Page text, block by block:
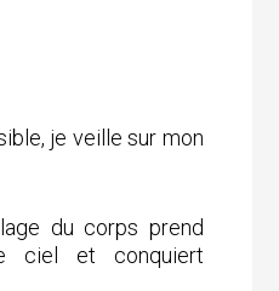
je veille sur mon
du corps prend
ciel et conquiert